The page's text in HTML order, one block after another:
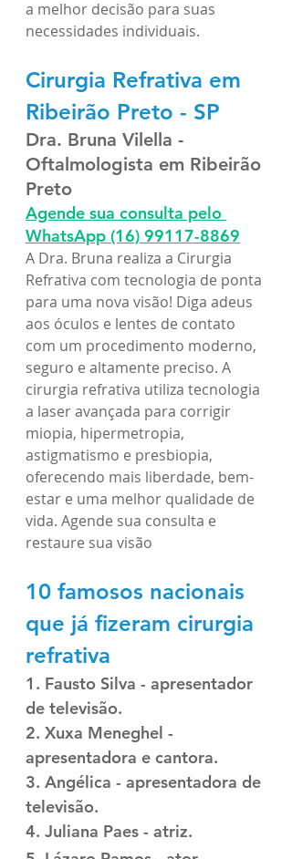
a melhor decisão para suas
necessidades individuais.
Cirurgia Refrativa em
Ribeirão Preto - SP
Dra. Bruna Vilella -
Oftalmologista em Ribeirão
Preto
Agende sua consulta pelo
WhatsApp (16) 99117-8869
A Dra. Bruna realiza a Cirurgia
Refrativa com tecnologia de ponta
para uma nova visão! Diga adeus
aos óculos e lentes de contato
com um procedimento moderno,
seguro e altamente preciso. A
cirurgia refrativa utiliza tecnologia
a laser avançada para corrigir
miopia, hipermetropia,
astigmatismo e presbiopia,
oferecendo mais liberdade, bem-
estar e uma melhor qualidade de
vida. Agende sua consulta e
restaure sua visão
10 famosos nacionais
que já fizeram cirurgia
refrativa
1. Fausto Silva - apresentador
de televisão.
2. Xuxa Meneghel -
apresentadora e cantora.
3. Angélica - apresentadora de
televisão.
4. Juliana Paes - atriz.